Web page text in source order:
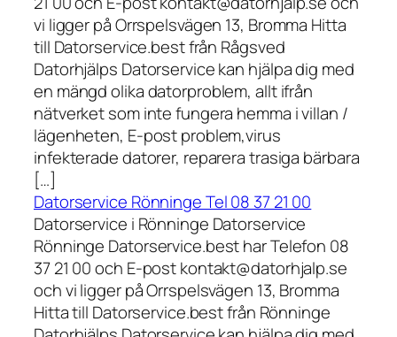
vi ligger på Orrspelsvägen 13, Bromma Hitta
till Datorservice.best från Rågsved
Datorhjälps Datorservice kan hjälpa dig med
en mängd olika datorproblem, allt ifrån
nätverket som inte fungera hemma i villan /
lägenheten, E-post problem,virus
infekterade datorer, reparera trasiga bärbara
[…]
Datorservice Rönninge Tel 08 37 21 00
Datorservice i Rönninge Datorservice
Rönninge Datorservice.best har Telefon 08
37 21 00 och E-post kontakt@datorhjalp.se
och vi ligger på Orrspelsvägen 13, Bromma
Hitta till Datorservice.best från Rönninge